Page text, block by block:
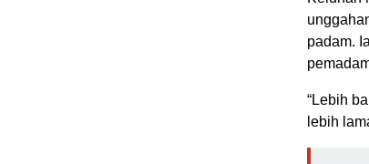
padam.
“Lebih
lebih